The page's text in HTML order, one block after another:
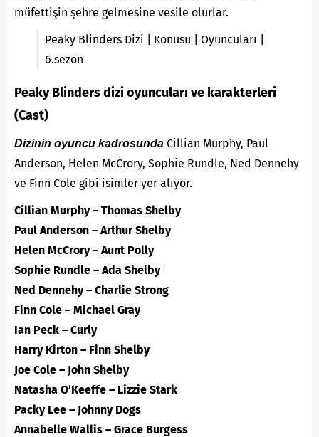
müfettişin şehre gelmesine vesile olurlar.
Peaky Blinders Dizi | Konusu | Oyuncuları |
6.sezon
Peaky Blinders dizi oyuncuları ve karakterleri
(Cast)
Dizinin oyuncu kadrosunda Cillian Murphy, Paul
Anderson, Helen McCrory, Sophie Rundle, Ned Dennehy
ve Finn Cole gibi isimler yer alıyor.
Cillian Murphy– Thomas Shelby
Paul Anderson – Arthur Shelby
Helen McCrory – Aunt Polly
Sophie Rundle – Ada Shelby
Ned Dennehy – Charlie Strong
Finn Cole – Michael Gray
Ian Peck – Curly
Harry Kirton – Finn Shelby
Joe Cole – John Shelby
Natasha O’Keeffe – Lizzie Stark
Packy Lee – Johnny Dogs
Annabelle Wallis – Grace Burgess